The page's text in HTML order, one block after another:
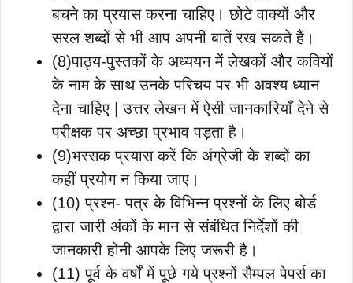
बचने का प्रयास करना चाहिए। छोटे वाक्यों और
सरल शब्दों से भी आप अपनी बातें रख सकते हैं।
(8)पाठ्य-पुस्तकों के अध्ययन में लेखकों और कवियों
के नाम के साथ उनके परिचय पर भी अवश्य ध्यान
देना चाहिए | उत्तर लेखन में ऐसी जानकारियाँ देने से
परीक्षक पर अच्छा प्रभाव पड़ता है।
(9)भरसक प्रयास करें कि अंग्रेजी के शब्दों का
कहीं प्रयोग न किया जाए।
(10) प्रश्न- पत्र के विभिन्न प्रश्नों के लिए बोर्ड
द्वारा जारी अंकों के मान से संबंधित निर्देशों की
जानकारी होनी आपके लिए जरूरी है।
(11) पूर्व के वर्षों में पूछे गये प्रश्नों सैम्पल पेपर्स का